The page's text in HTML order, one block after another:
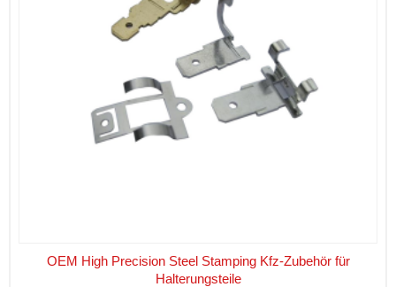
OEM High Precision Steel Stamping Kfz-Zubehör für
Halterungsteile